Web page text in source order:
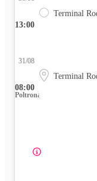
13:00
Terminal
08:00
31/08
Terminal
Poltrona